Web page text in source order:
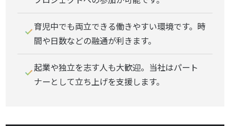
育児中でも両立できる働きやすい環境です。時
間や日数などの融通が利きます。
起業や独立を志す人も大歓迎。当社はパート
ナーとして立ち上げを支援します。